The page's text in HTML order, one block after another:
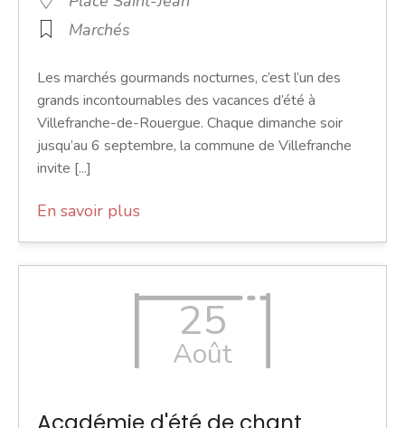
Marchés
Les marchés gourmands nocturnes, c’est l’un des
grands incontournables des vacances d’été à
Villefranche-de-Rouergue. Chaque dimanche soir
jusqu’au 6 septembre, la commune de Villefranche
invite [...]
En savoir plus
25
Août
Académie d'été de chant